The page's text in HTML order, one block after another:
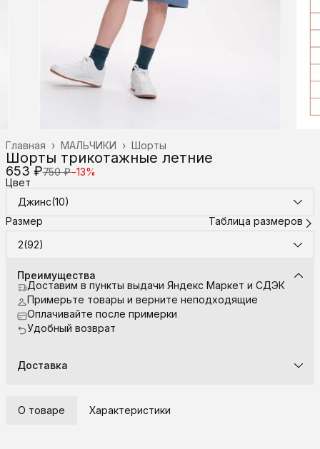
Шорты
МАЛЬЧИКИ ›
Главная ›
Шорты трикотажные летние
653 ₽750 ₽−13%
Цвет
Джинс(10)
Размер
Таблица размеров
2(92)
Преимущества
Доставим в пункты выдачи Яндекс Маркет и СДЭК
Примерьте товары и верните неподходящие
Оплачивайте после примерки
Удобный возврат
Доставка
О товаре Характеристики